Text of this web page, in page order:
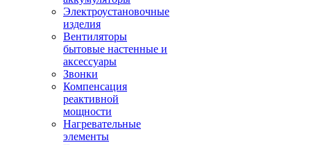
Электроустановочные
изделия
Вентиляторы
бытовые настенные и
аксессуары
Звонки
Компенсация
реактивной
мощности
Нагревательные
элементы